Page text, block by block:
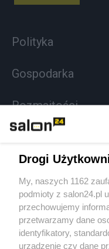
Polityka
Gospodarka
Rozmaitości
Sport
Społeczeństwo
Kultura
Drogi
My, naszych 1162
podmioty z salon24.pl
przechowujemy
przetwarzamy dane
identyfikatory,
urządzenie czy dane